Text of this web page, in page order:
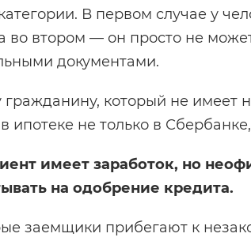
В первом случае у
во втором — он просто не
документами.
гражданину, который не имеет
в ипотеке не только в
имеет заработок, но
на одобрение кредита.
заемщики прибегают к